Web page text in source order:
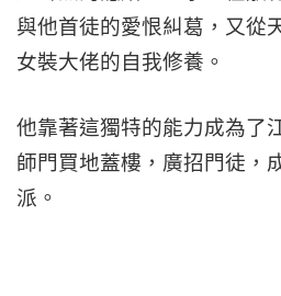
與他首徒的愛恨糾葛，又從
女裝大佬的自我修養。
他靠著這獨特的能力成為了
師門買地蓋樓，廣招門徒，
派。